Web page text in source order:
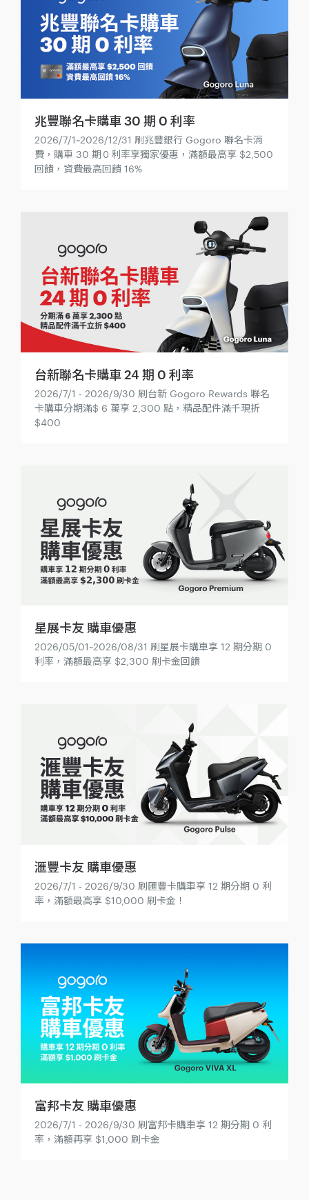
兆豐聯名卡購車 30 期 0 利率
2026/7/1~2026/12/31 刷兆豐銀行 Gogoro 聯名卡消
費，購車 30 期０利率享獨家優惠，滿額最高享 $2,500
回饋，資費最高回饋 16%
台新聯名卡購車 24 期 0 利率
2026/7/1 - 2026/9/30 刷台新 Gogoro Rewards 聯名
卡購車分期滿$ 6 萬享 2,300 點，精品配件滿千現折
$400
星展卡友 購車優惠
2026/05/01~2026/08/31 刷星展卡購車享 12 期分期 0
利率，滿額最高享 $2,300 刷卡金回饋
滙豐卡友 購車優惠
2026/7/1 - 2026/9/30 刷匯豐卡購車享 12 期分期 0 利
率，滿額最高享 $10,000 刷卡金！
富邦卡友 購車優惠
2026/7/1 - 2026/9/30 刷富邦卡購車享 12 期分期 0 利
率，滿額再享 $1,000 刷卡金